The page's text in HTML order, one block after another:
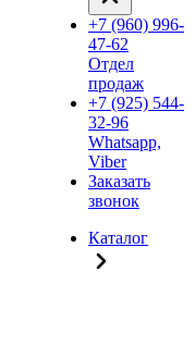
+7 (960) 996-
47-62
Отдел
продаж
+7 (925) 544-
32-96
Whatsapp,
Viber
Заказать
звонок
Каталог